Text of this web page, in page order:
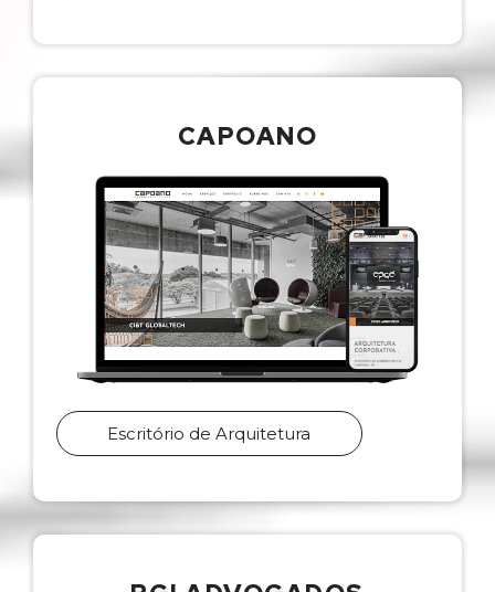
CAPOANO
Escritório de Arquitetura